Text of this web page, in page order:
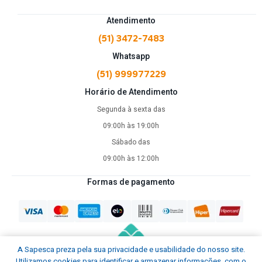
(Compatível com qualquer arma com trilho inferior padrão.)
Especificações Técnicas
Potência: 600 lúmens
Alcance: 100 metros
Intensidade: 2.500 candelas
Montagem: Trilho ajustável patenteado
Ação: Toque constante ou momentâneo
Peso/Dimensão: Ultra compacto
A lanterna ideal para quem não aceita menos que
Se você quer uma lanterna que não falhe, não atrapalhe e
entregue o máximo desempenho possível em uma arma
Tenha potência.
Atendimento
(51) 3472-7483
Whatsapp
(51) 999977229
Horário de Atendimento
Segunda à sexta das
09:00h às 19:00h
Sábado das
09:00h às 12:00h
Formas de pagamento
A Sapesca preza pela sua privacidade e usabilidade do nosso site.